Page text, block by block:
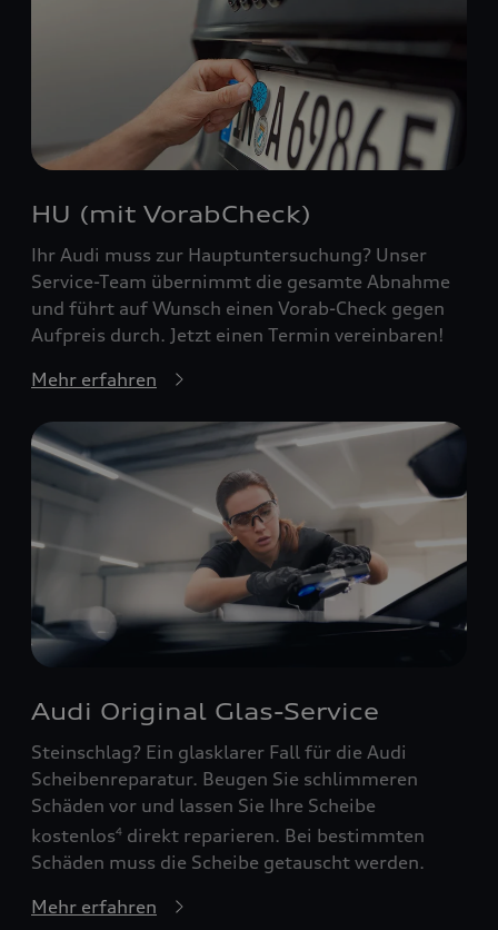
HU (mit VorabCheck)
Ihr Audi muss zur Hauptuntersuchung? Unser
Service-Team übernimmt die gesamte Abnahme
und führt auf Wunsch einen Vorab-Check gegen
Aufpreis durch. Jetzt einen Termin vereinbaren!
Mehr erfahren
Audi Original Glas-Service
Steinschlag? Ein glasklarer Fall für die Audi
Scheibenreparatur. Beugen Sie schlimmeren
Schäden vor und lassen Sie Ihre Scheibe
kostenlos4 direkt reparieren. Bei bestimmten
Schäden muss die Scheibe getauscht werden.
Mehr erfahren